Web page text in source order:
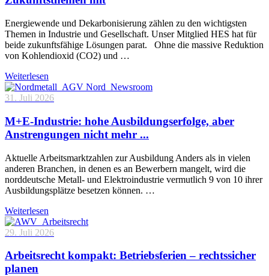
Energiewende und Dekarbonisierung zählen zu den wichtigsten
Themen in Industrie und Gesellschaft. Unser Mitglied HES hat für
beide zukunftsfähige Lösungen parat. Ohne die massive Reduktion
von Kohlendioxid (CO2) und …
Weiterlesen
31. Juli 2026
M+E-Industrie: hohe Ausbildungserfolge, aber
Anstrengungen nicht mehr ...
Aktuelle Arbeitsmarktzahlen zur Ausbildung Anders als in vielen
anderen Branchen, in denen es an Bewerbern mangelt, wird die
norddeutsche Metall- und Elektroindustrie vermutlich 9 von 10 ihrer
Ausbildungsplätze besetzen können. …
Weiterlesen
29. Juli 2026
Arbeitsrecht kompakt: Betriebsferien – rechtssicher
planen